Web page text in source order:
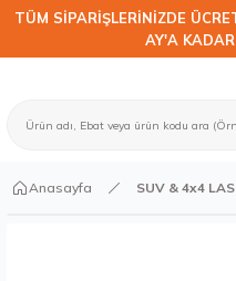
TÜM SİPARİŞLERİNİZDE
AY'A
Anasayfa SUV & 4x4